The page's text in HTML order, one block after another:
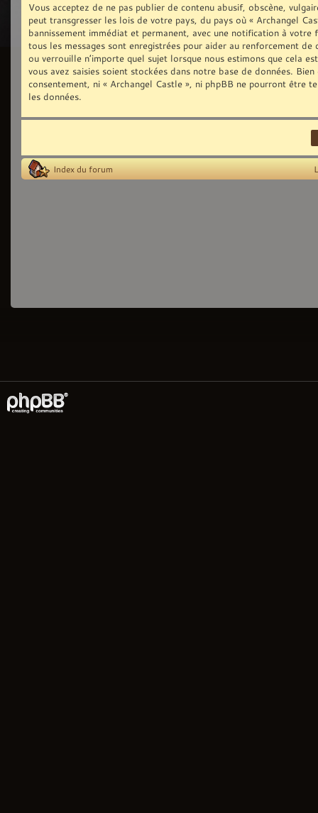
Vous acceptez de ne pas publier de contenu abusif, obscène,
peut transgresser les lois de votre pays, du pays où « Archangel
bannissement immédiat et permanent, avec une notification à votre
tous les messages sont enregistrées pour aider au renforcement
ou verrouille n’importe quel sujet lorsque nous estimons que cela
vous avez saisies soient stockées dans notre base de données.
consentement, ni « Archangel Castle », ni phpBB ne pourront être
les données.
Index du forum